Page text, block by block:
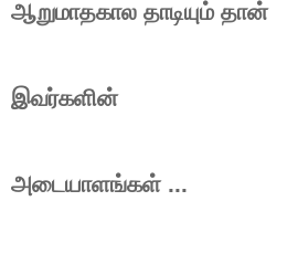
ஆறுமாதகால தாடியும் தான்
இவர்களின்
அடையாளங்கள் ...